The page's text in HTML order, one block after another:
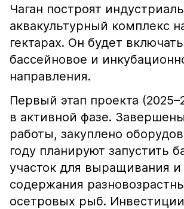
Чаган построят
аквакультурный комплекс
гектарах. Он будет
бассейновое и
направления.
Первый этап проекта
в активной фазе.
работы, закуплено
году планируют запустить
участок для выращивания и
содержания
осетровых рыб.